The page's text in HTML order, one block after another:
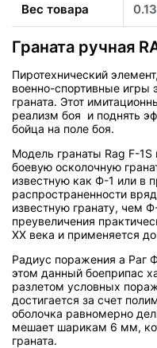
Вес товара
Граната ручная
Пиротехнический
военно-спортивные игры
граната. Этот
реализм боя и поднять
бойца на поле боя.
Модель гранаты Rag F-
боевую осколочную
известную как Ф-1 или в
распространенности
известную гранату, чем
преувеличения
XX века и применяется
Радиус поражения а Раг
этом данный боеприпас
разлетом условных
достигается за счет
оболочка равномерно
мешает шарикам 6 мм,
граната.